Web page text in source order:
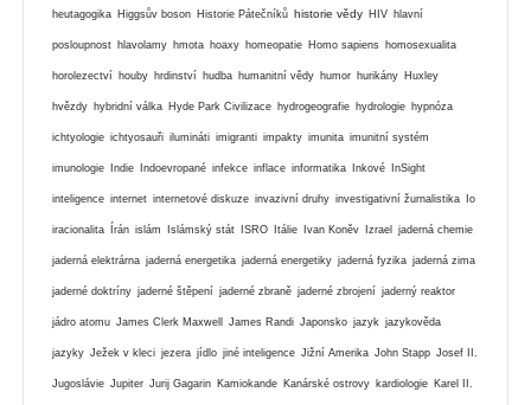
heutagogika Higgsův boson Historie Pátečníků historie vědy HIV hlavní
posloupnost hlavolamy hmota hoaxy homeopatie Homo sapiens homosexualita
horolezectví houby hrdinství hudba humanitní vědy humor hurikány Huxley
hvězdy hybridní válka Hyde Park Civilizace hydrogeografie hydrologie hypnóza
ichtyologie ichtyosauři ilumináti imigranti impakty imunita imunitní systém
imunologie Indie Indoevropané infekce inflace informatika Inkové InSight
inteligence internet internetové diskuze invazivní druhy investigativní žurnalistika Io
iracionalita Írán islám Islámský stát ISRO Itálie Ivan Koněv Izrael jaderná chemie
jaderná elektrárna jaderná energetika jaderná energetiky jaderná fyzika jaderná zima
jaderné doktríny jaderné štěpení jaderné zbraně jaderné zbrojení jaderný reaktor
jádro atomu James Clerk Maxwell James Randi Japonsko jazyk jazykověda
jazyky Ježek v kleci jezera jídlo jiné inteligence Jižní Amerika John Stapp Josef II.
Jugoslávie Jupiter Jurij Gagarin Kamiokande Kanárské ostrovy kardiologie Karel II.